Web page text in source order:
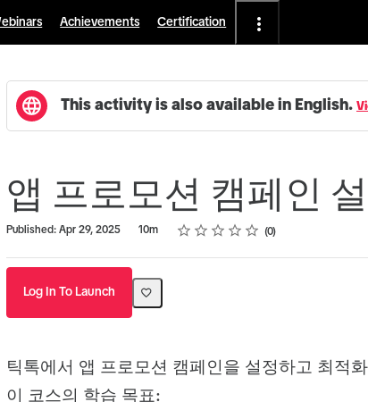
Achievements Certification
This activity is also available in English.
앱 프로모션 캠페인
Published: Apr 29, 2025 10m Rating
1 star
2 stars
3 stars
4 stars
5 stars 0
Log In To Launch
틱톡에서 앱 프로모션 캠페인을 설정하고 최적
이 코스의 학습 목표: